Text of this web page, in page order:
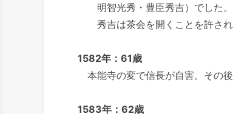
明智光秀・豊臣秀吉）でした。
秀吉は茶会を開くことを許され
1582年：61歳
本能寺の変で信長が自害。その
1583年：62歳